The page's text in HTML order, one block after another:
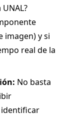
imagen) y si
real de la
No basta